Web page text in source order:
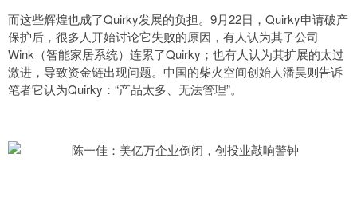
而这些辉煌也成了Quirky发展的负担。9月22日，Quirky申请破产
保护后，很多人开始讨论它失败的原因，有人认为其子公司
Wink（智能家居系统）连累了Quirky；也有人认为其扩展的太过
激进，导致资金链出现问题。中国的柴火空间创始人潘昊则告诉
笔者它认为Quirky：“产品太多、无法管理”。